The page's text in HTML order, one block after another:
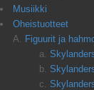
Musiikki
Oheistuotteet
Figuurit ja